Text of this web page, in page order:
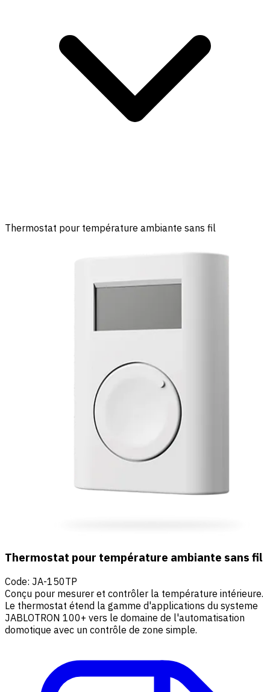
Thermostat pour température ambiante sans fil
Thermostat pour température ambiante sans fil
Code: JA-150TP
Conçu pour mesurer et contrôler la température intérieure.
Le thermostat étend la gamme d'applications du systeme
JABLOTRON 100+ vers le domaine de l'automatisation
domotique avec un contrôle de zone simple.